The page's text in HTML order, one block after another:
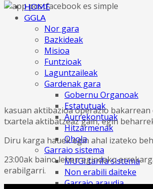
HOME
GGLA
Nor gara
Bazkideak
Misioa
Funtzioak
Laguntzaileak
Gardenak gara
Gobernu Organoak
Estatutuak
Aurrekontuak
Hitzarmenak
Ohola
Garraio sistema
MUGI tarifa sistema
Non erabili daiteke
Garraio araudia
kasuan aktibazioa operazio
txartela aktibatzeaz gain, egin
Diru karga hauek egin ahal izateko
23:00ak baino lehen egindako
erabilgarri.